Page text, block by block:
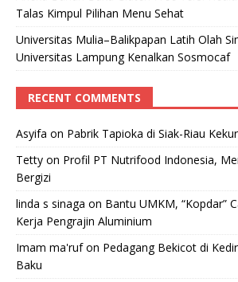
Talas Kimpul Pilihan Menu Sehat
Universitas Mulia–Balikpapan Latih Olah
Universitas Lampung Kenalkan Sosmocaf
RECENT COMMENTS
Asyifa on Pabrik Tapioka di Siak-Riau
Tetty on Profil PT Nutrifood Indonesia,
Bergizi
linda s sinaga on Bantu UMKM, “Kopdar”
Kerja Pengrajin Aluminium
Imam ma'rufon Pedagang Bekicot di
Baku